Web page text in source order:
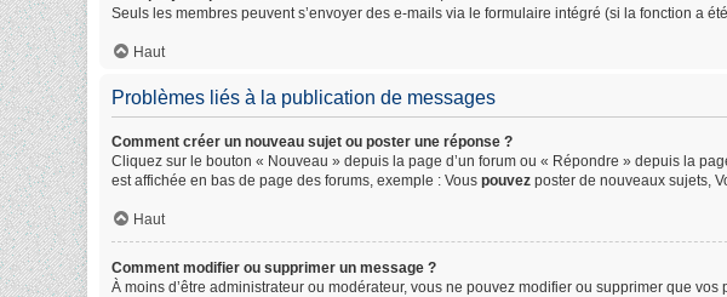
Seuls les membres peuvent s’envoyer des e-mails via le formulaire intégré (si la fonction a
Haut
Problèmes liés à la publication de messages
Comment créer un nouveau sujet ou poster une réponse ?
Cliquez sur le bouton « Nouveau » depuis la page d’un forum ou « Répondre » depuis la
est affichée en bas de page des forums, exemple : Vous pouvez poster de nouveaux sujets,
Haut
Comment modifier ou supprimer un message ?
À moins d’être administrateur ou modérateur, vous ne pouvez modifier ou supprimer que